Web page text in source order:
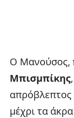
Ο Μανούσος,
Μπισμπίκης
απρόβλεπτος
μέχρι τα